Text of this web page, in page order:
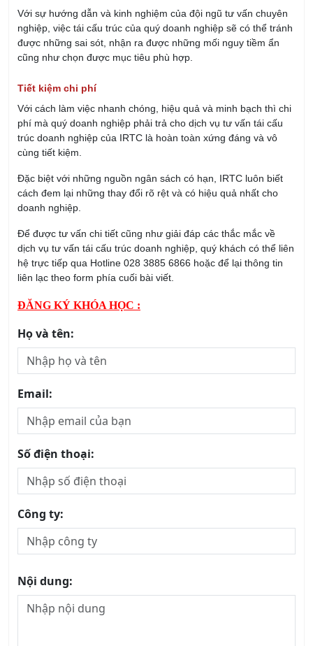
Với sự hướng dẫn và kinh nghiệm của đội ngũ tư vấn chuyên
nghiệp, việc tái cấu trúc của quý doanh nghiệp sẽ có thể tránh
được những sai sót, nhận ra được những mối nguy tiềm ẩn
cũng như chọn được mục tiêu phù hợp.
Tiết kiệm chi phí
Với cách làm việc nhanh chóng, hiệu quả và minh bạch thì chi
phí mà quý doanh nghiệp phải trả cho dịch vụ tư vấn tái cấu
trúc doanh nghiệp của IRTC là hoàn toàn xứng đáng và vô
cùng tiết kiệm.
Đặc biệt với những nguồn ngân sách có hạn, IRTC luôn biết
cách đem lại những thay đổi rõ rệt và có hiệu quả nhất cho
doanh nghiệp.
Để được tư vấn chi tiết cũng như giải đáp các thắc mắc về
dịch vụ tư vấn tái cấu trúc doanh nghiệp, quý khách có thể liên
hệ trực tiếp qua Hotline 028 3885 6866 hoặc để lại thông tin
liên lạc theo form phía cuối bài viết.
ĐĂNG KÝ KHÓA HỌC :
Họ và tên:
Email:
Số điện thoại:
Công ty:
Nội dung: